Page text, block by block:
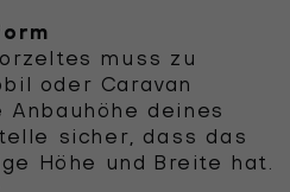
muss zu
oder Caravan
Anbauhöhe deines
sicher, dass das
Höhe und Breite hat.